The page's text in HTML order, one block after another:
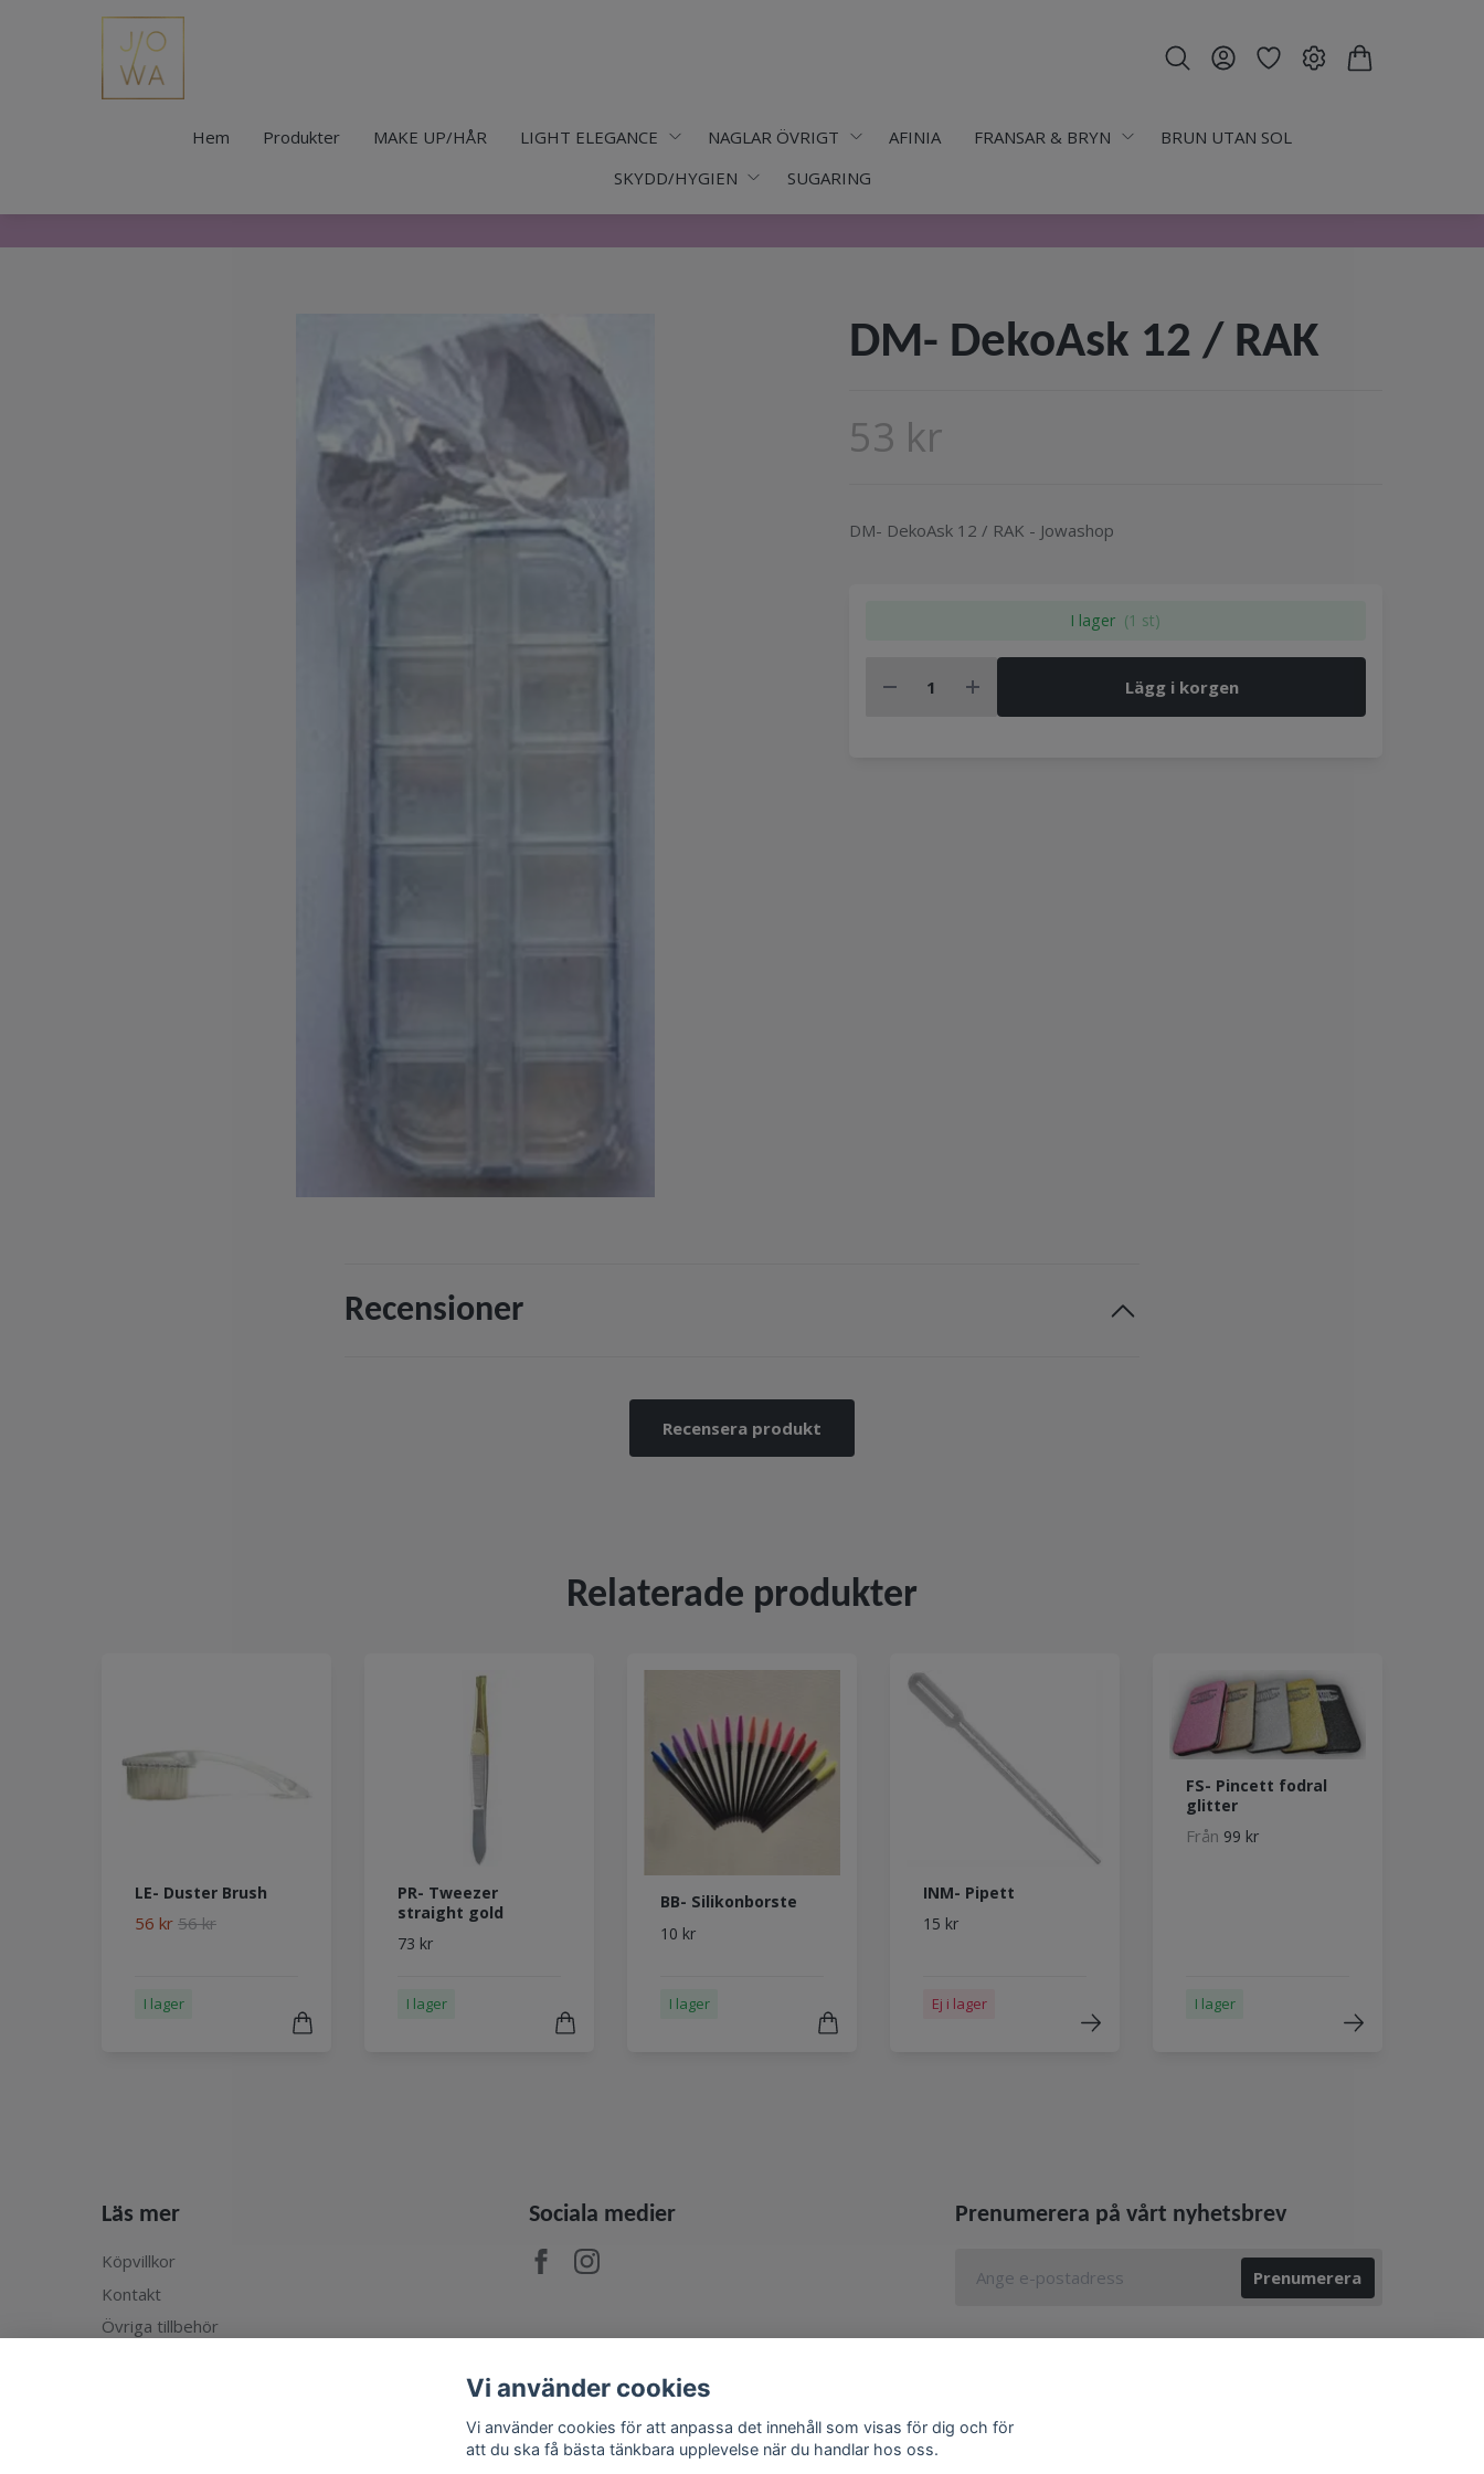
Hem Produkter MAKE UP/HÅR LIGHT ELEGANCE NAGLAR ÖVRIGT AFINIA FRANSAR & BRYN
BRUN UTAN SOL
SKYDD/HYGIEN
SUGARING
DM- DekoAsk 12 / RAK
53 kr
DM- DekoAsk 12 / RAK - Jowashop
I lager (1 st)
Lägg i korgen
Recensioner
Recensera produkt
Relaterade produkter
LE- Duster Brush
56 kr 56 kr
I lager
PR- Tweezer
straight gold
73 kr
I lager
BB- Silikonborste
10 kr
I lager
INM- Pipett
15 kr
Ej i lager
FS- Pincett fodral
glitter
Från 99 kr
I lager
Läs mer
Köpvillkor
Kontakt
Övriga tillbehör
Sociala medier Prenumerera på vårt nyhetsbrev
Prenumerera
Vi använder cookies
Vi använder cookies för att anpassa det innehåll som visas för dig och för
att du ska få bästa tänkbara upplevelse när du handlar hos oss.